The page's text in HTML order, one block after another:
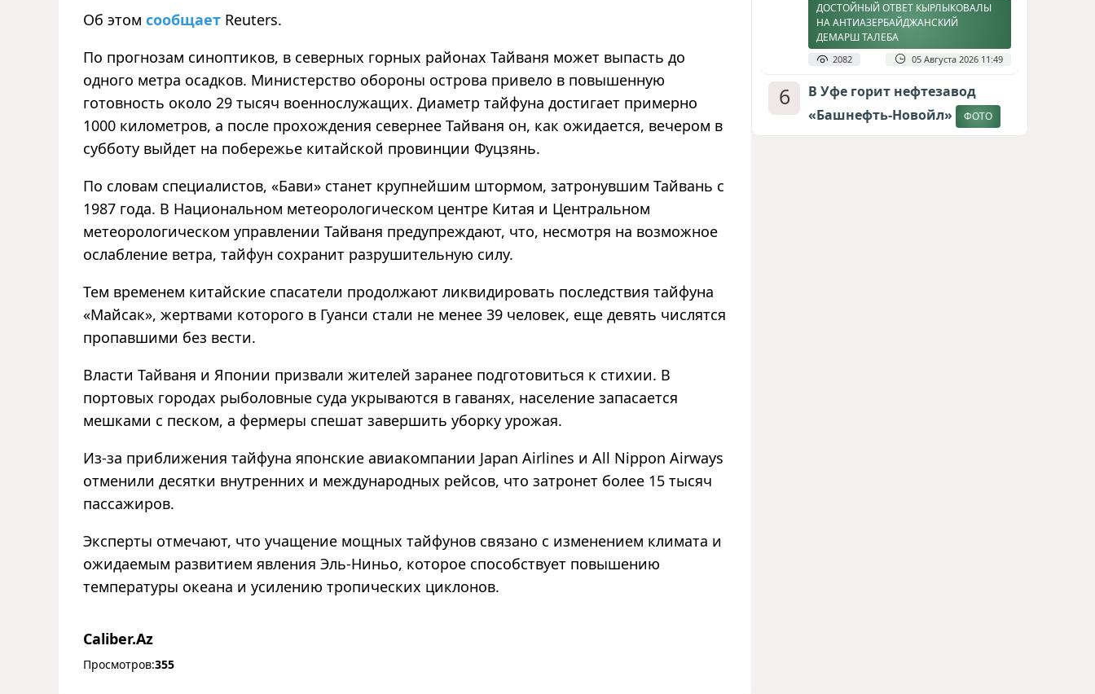
Об этом сообщает Reuters.
По прогнозам синоптиков, в северных горных районах Тайваня может выпасть до
одного метра осадков. Министерство обороны острова привело в повышенную
готовность около 29 тысяч военнослужащих. Диаметр тайфуна достигает примерно
1000 километров, а после прохождения севернее Тайваня он, как ожидается, вечером в
субботу выйдет на побережье китайской провинции Фуцзянь.
По словам специалистов, «Бави» станет крупнейшим штормом, затронувшим Тайвань с
1987 года. В Национальном метеорологическом центре Китая и Центральном
метеорологическом управлении Тайваня предупреждают, что, несмотря на возможное
ослабление ветра, тайфун сохранит разрушительную силу.
Тем временем китайские спасатели продолжают ликвидировать последствия тайфуна
«Майсак», жертвами которого в Гуанси стали не менее 39 человек, еще девять числятся
пропавшими без вести.
Власти Тайваня и Японии призвали жителей заранее подготовиться к стихии. В
портовых городах рыболовные суда укрываются в гаванях, население запасается
мешками с песком, а фермеры спешат завершить уборку урожая.
Из-за приближения тайфуна японские авиакомпании Japan Airlines и All Nippon Airways
отменили десятки внутренних и международных рейсов, что затронет более 15 тысяч
пассажиров.
Эксперты отмечают, что учащение мощных тайфунов связано с изменением климата и
ожидаемым развитием явления Эль-Ниньо, которое способствует повышению
температуры океана и усилению тропических циклонов.
Caliber.Az
Просмотров:355
ДОСТОЙНЫЙ ОТВЕТ КЫРЛЫКОВАЛЫ
НА АНТИАЗЕРБАЙДЖАНСКИЙ
ДЕМАРШ ТАЛЕБА
2082 05 Августа 2026 11:49
6
В Уфе горит нефтезавод
«Башнефть-Новойл»
ФОТО